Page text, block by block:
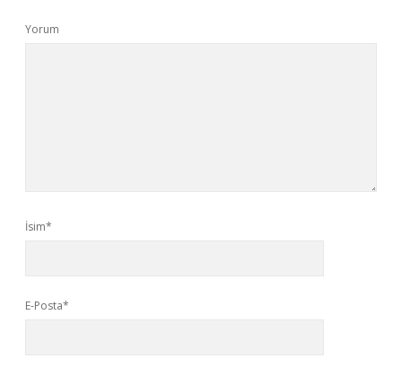
Yorum
İsim*
E-Posta*